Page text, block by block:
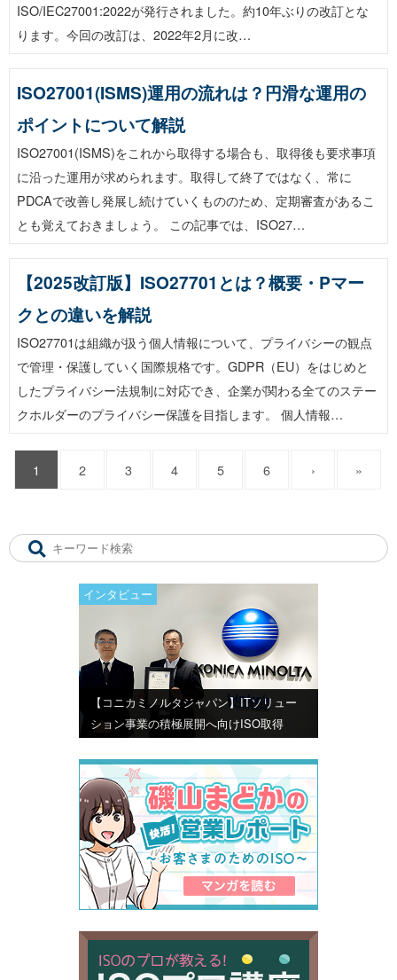
ISO/IEC27001:2022が発行されました。約10年ぶりの改訂とな
ります。今回の改訂は、2022年2月に改…
ISO27001(ISMS)運用の流れは？円滑な運用の
ポイントについて解説
ISO27001(ISMS)をこれから取得する場合も、取得後も要求事項
に沿った運用が求められます。取得して終了ではなく、常に
PDCAで改善し発展し続けていくもののため、定期審査があるこ
とも覚えておきましょう。 この記事では、ISO27…
【2025改訂版】ISO27701とは？概要・Pマー
クとの違いを解説
ISO27701は組織が扱う個人情報について、プライバシーの観点
で管理・保護していく国際規格です。GDPR（EU）をはじめと
したプライバシー法規制に対応でき、企業が関わる全てのステー
クホルダーのプライバシー保護を目指します。 個人情報…
1 2 3 4 5 6 › »
インタビュー
【コニカミノルタジャパン】ITソリュー
ション事業の積極展開へ向けISO取得